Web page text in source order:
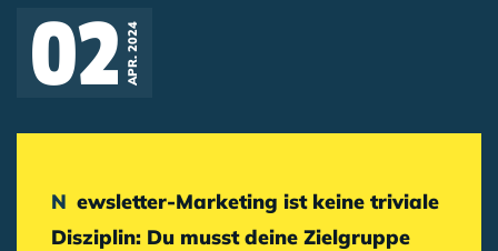
02APR. 2024
Newsletter-Marketing ist keine triviale
Disziplin: Du musst deine Zielgruppe